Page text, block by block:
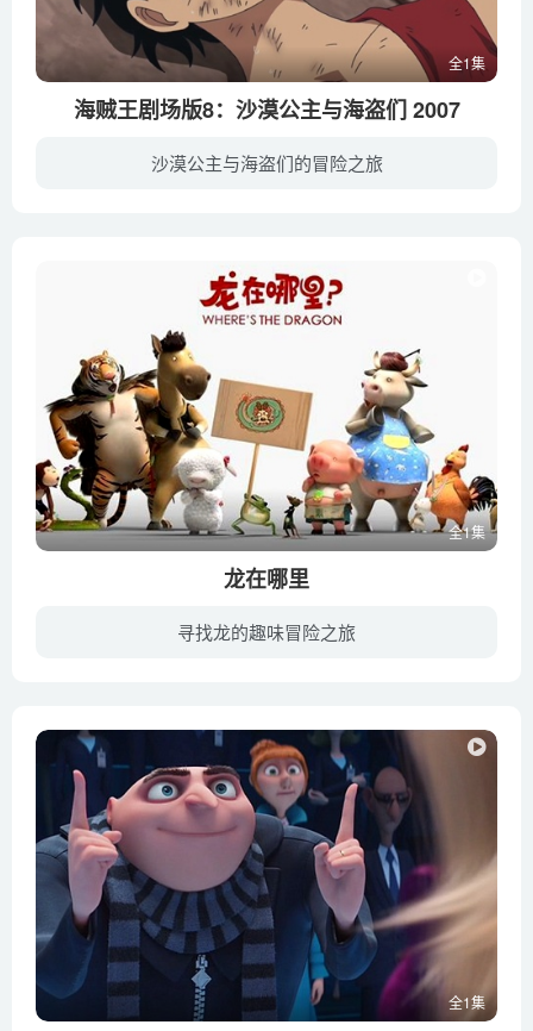
全1集
海贼王剧场版8：沙漠公主与海盗们 2007
沙漠公主与海盗们的冒险之旅
全1集
龙在哪里
寻找龙的趣味冒险之旅
全1集